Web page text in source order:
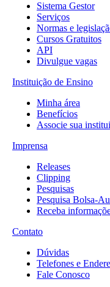
Sistema Gestor
Serviços
Normas e
Cursos Gratuitos
API
Divulgue vagas
Instituição de Ensino
Minha área
Benefícios
Associe sua
Imprensa
Releases
Clipping
Pesquisas
Pesquisa Bolsa-
Receba
Contato
Dúvidas
Telefones e
Fale Conosco